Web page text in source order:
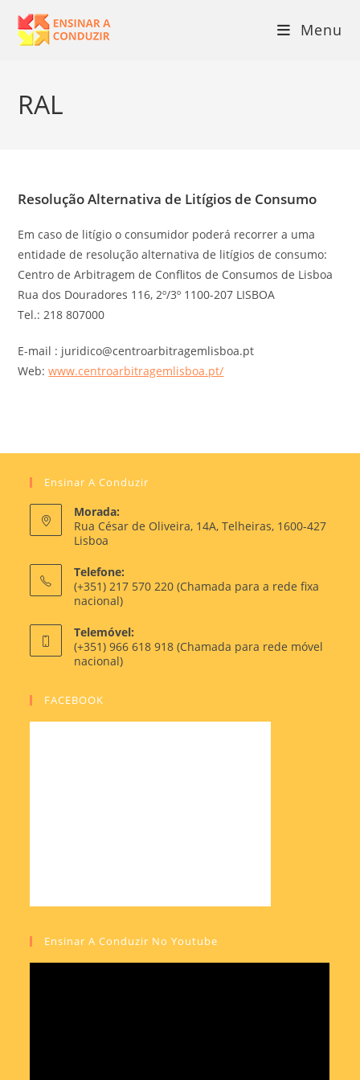
Menu
RAL
Resolução Alternativa de Litígios de Consumo
Em caso de litígio o consumidor poderá recorrer a uma
entidade de resolução alternativa de litígios de consumo:
Centro de Arbitragem de Conflitos de Consumos de Lisboa
Rua dos Douradores 116, 2º/3º 1100-207 LISBOA
Tel.: 218 807000
E-mail : juridico@centroarbitragemlisboa.pt
Web:www.centroarbitragemlisboa.pt/
Ensinar A Conduzir
Morada:
Rua César de Oliveira, 14A, Telheiras, 1600-427
Lisboa
Telefone:
(+351) 217 570 220 (Chamada para a rede fixa
nacional)
Telemóvel:
(+351) 966 618 918 (Chamada para rede móvel
nacional)
FACEBOOK
Ensinar A Conduzir No Youtube